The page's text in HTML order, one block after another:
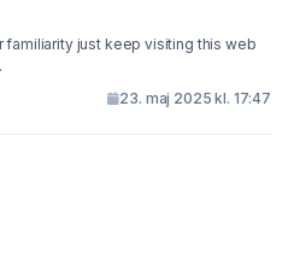
familiarity just keep visiting this web
23. maj 2025 kl. 17:47